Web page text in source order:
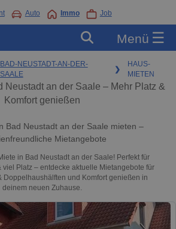
Auto Immo Job
Menü ☰
BAD-NEUSTADT-AN-DER-
SAALE
❯
HAUS-
MIETEN
Neustadt an der Saale – Mehr Platz &
Komfort genießen
Bad Neustadt an der Saale mieten –
Mietangebote
in Bad Neustadt an der Saale! Perfekt für
viel Platz – entdecke aktuelle Mietangebote für
Doppelhaushälften und Komfort genießen in
deinem neuen Zuhause.